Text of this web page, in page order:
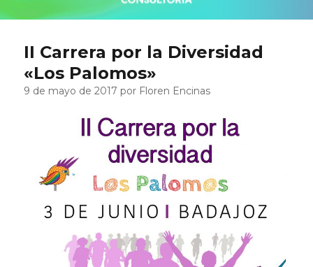
II Carrera por la Diversidad
«Los Palomos»
9 de mayo de 2017 por Floren Encinas